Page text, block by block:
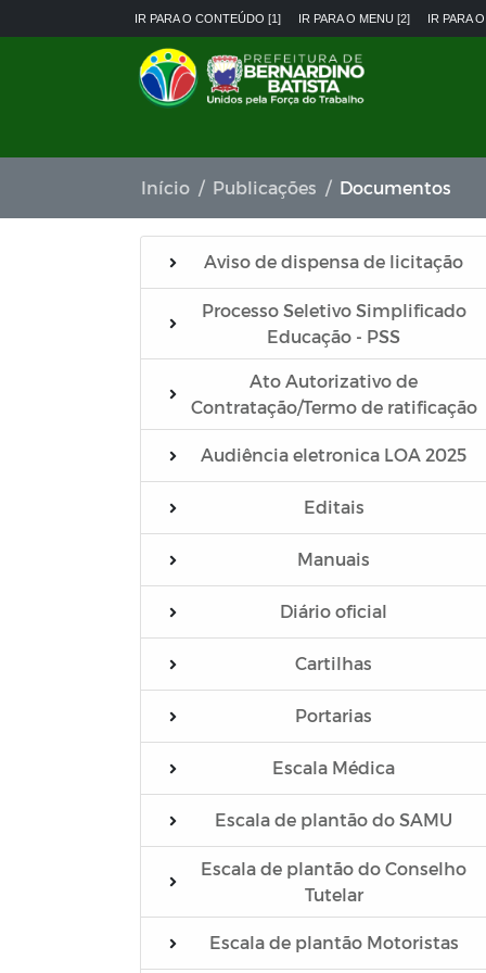
IR PARA O CONTEÚDO [1] IR PARA O MENU [2] IR PARA
Início Publicações Documentos
Aviso de dispensa de licitação
Processo Seletivo Simplificado
Educação - PSS
Ato Autorizativo de
Contratação/Termo de ratificação
Audiência eletronica LOA 2025
Editais
Manuais
Diário oficial
Cartilhas
Portarias
Escala Médica
Escala de plantão do SAMU
Escala de plantão do Conselho
Tutelar
Escala de plantão Motoristas